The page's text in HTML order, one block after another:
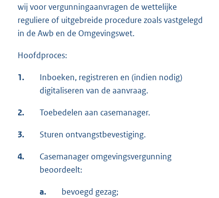
wij voor vergunningaanvragen de wettelijke
reguliere of uitgebreide procedure zoals vastgelegd
in de Awb en de Omgevingswet.
Hoofdproces:
1.
Inboeken, registreren en (indien nodig)
digitaliseren van de aanvraag.
2. Toebedelen aan casemanager.
3. Sturen ontvangstbevestiging.
4.
Casemanager omgevingsvergunning
beoordeelt:
a. bevoegd gezag;